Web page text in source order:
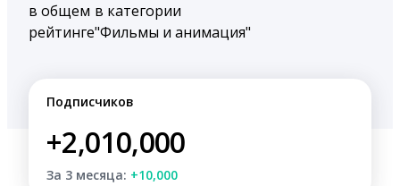
в общем
рейтинге
в категории
"Фильмы и анимация"
Подписчиков
+2,010,000
За 3 месяца: +10,000